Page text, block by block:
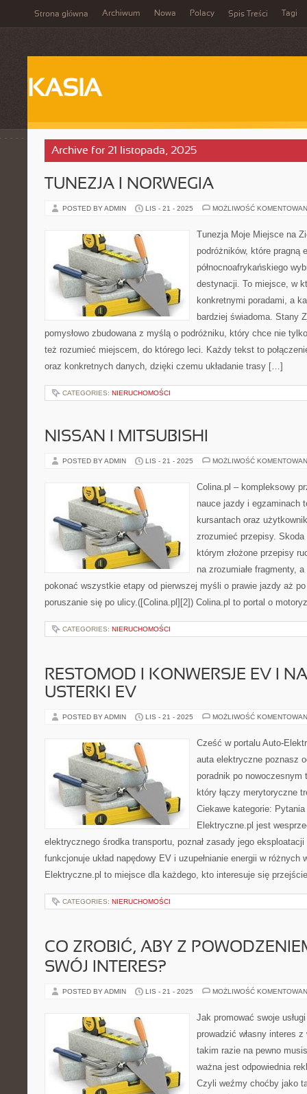
Strona główna Archiwum Nowa Polacy Spis Treści Tagi
KASIA
Archive for 21 listopada, 2025
TUNEZJA I NORWEGIA
POSTED BY ADMIN LIS - 21 - 2025 MOŻLIWOŚĆ
Tunezja Moje Miejsce na
podróżników, które pragną
północnoafrykańskiego
destynacji. To miejsce, w
konkretnymi poradami, a
bardziej świadoma. Stany
pomysłowo zbudowana z myślą o podróżniku, który chce nie
też rozumieć miejscem, do którego leci. Każdy tekst to
oraz konkretnych danych, dzięki czemu układanie trasy […]
CATEGORIES: NIERUCHOMOŚCI
NISSAN I MITSUBISHI
POSTED BY ADMIN LIS - 21 - 2025 MOŻLIWOŚĆ
Colina.pl – kompleksowy
nauce jazdy i egzaminach
kursantach oraz
zrozumieć przepisy.
którym złożone przepisy
na zrozumiałe fragmenty,
pokonać wszystkie etapy od pierwszej myśli o prawie jazdy aż
poruszanie się po ulicy.([Colina.pl][2]) Colina.pl to portal o
CATEGORIES: NIERUCHOMOŚCI
RESTOMOD I KONWERSJE EV I
USTERKI EV
POSTED BY ADMIN LIS - 21 - 2025 MOŻLIWOŚĆ
Cześć w portalu Auto-
auta elektryczne poznasz
poradnik po
który łączy merytoryczne
Ciekawe kategorie:
Elektryczne.pl jest
elektrycznego środka transportu, poznał zasady jego eksploatacji
funkcjonuje układ napędowy EV i uzupełnianie energii w różnych
Elektryczne.pl to miejsce dla każdego, kto interesuje się
CATEGORIES: NIERUCHOMOŚCI
CO ZROBIĆ, ABY Z
SWÓJ INTERES?
POSTED BY ADMIN LIS - 21 - 2025 MOŻLIWOŚĆ
Jak promować swoje
prowadzić własny interes
takim razie na pewno
ważna jest odpowiednia
Czyli weźmy choćby jako